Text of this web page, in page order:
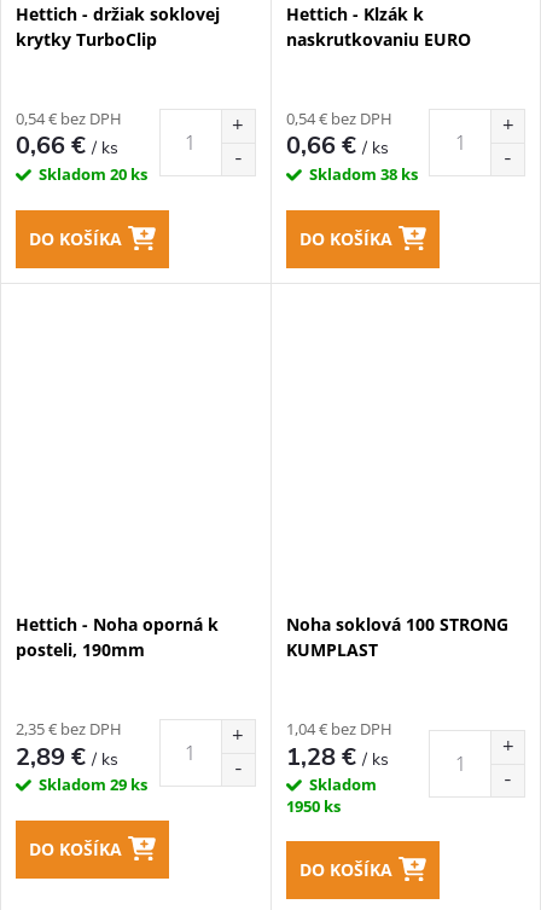
Hettich - držiak soklovej
krytky TurboClip
0,54 € bez DPH
0,66 €/ ks
Skladom 20 ks
DO KOŠÍKA
Hettich - Klzák k
naskrutkovaniu EURO
0,54 € bez DPH
0,66 €/ ks
Skladom 38 ks
DO KOŠÍKA
Hettich - Noha oporná k
posteli, 190mm
2,35 € bez DPH
2,89 €/ ks
Skladom 29 ks
DO KOŠÍKA
Noha soklová 100 STRONG
KUMPLAST
1,04 € bez DPH
1,28 €/ ks
Skladom
1950 ks
DO KOŠÍKA